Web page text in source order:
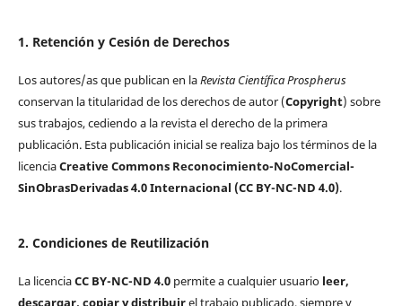
1. Retención y Cesión de Derechos
Los autores/as que publican en laRevista Científica Prospherus
conservan la titularidad de los derechos de autor (Copyright) sobre
sus trabajos, cediendo a la revista el derecho de la primera
publicación. Esta publicación inicial se realiza bajo los términos de la
licenciaCreative Commons Reconocimiento-NoComercial-
SinObrasDerivadas 4.0 Internacional (CC BY-NC-ND 4.0).
2. Condiciones de Reutilización
La licenciaCC BY-NC-ND 4.0permite a cualquier usuario leer,
descargar, copiar y distribuirel trabajo publicado, siempre y